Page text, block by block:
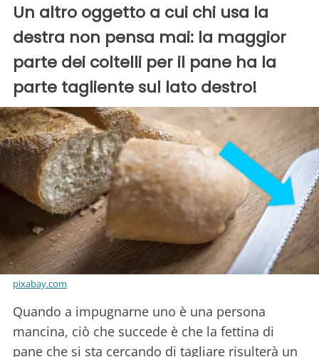
Un altro oggetto a cui chi usa la
destra non pensa mai: la maggior
parte dei coltelli per il pane ha la
parte tagliente sul lato destro!
pixabay.com
Quando a impugnarne uno è una persona
mancina, ciò che succede è che la fettina di
pane che si sta cercando di tagliare risulterà un